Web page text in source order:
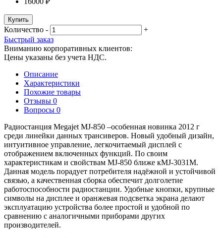
Купить
Количество -
+
Быстрый заказ
Вниманию корпоративных клиентов:
Цены указаны без учета НДС.
Описание
Характеристики
Похожие товары
Отзывы 0
Вопросы 0
Радиостанция Megajet MJ-850 –особенная новинка 2012 г
среди линейки данных трансиверов. Новый удобный дизайн,
интуитивное управление, легкочитаемый дисплей с
отображением включенных функций. По своим
характеристикам и свойствам MJ-850 ближе кMJ-3031M.
Данная модель порадует потребителя надёжной и устойчивой
связью, а качественная сборка обеспечит долголетие
работоспособности радиостанции. Удобные кнопки, крупные
символы на дисплее и оранжевая подсветка экрана делают
эксплуатацию устройства более простой и удобной по
сравнению с аналогичными приборами других
производителей.